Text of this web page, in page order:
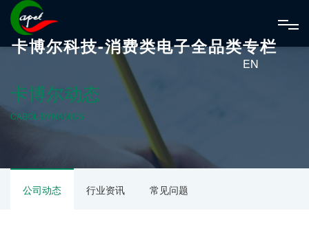
卡博尔科技-消费类电子全品类专栏
EN
卡博尔动态
CABOL DYNAMICS
公司动态 行业资讯 常见问题